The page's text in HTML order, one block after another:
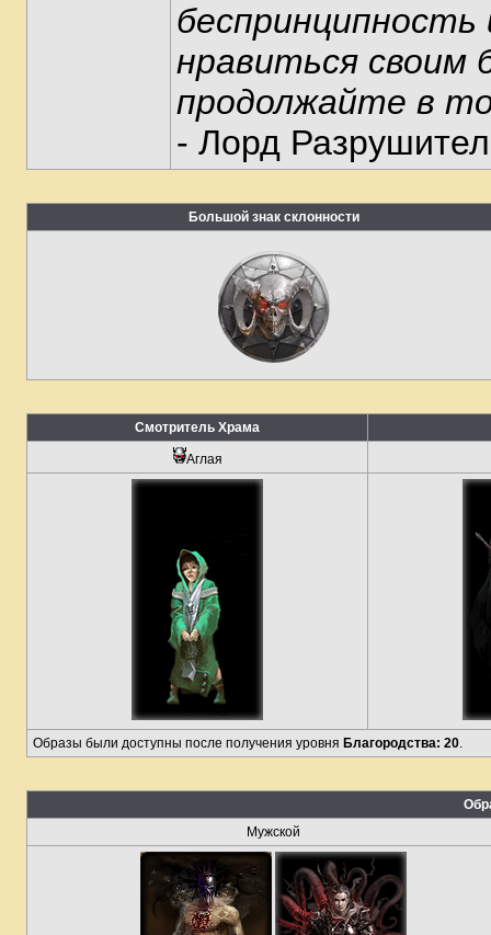
нравиться своим
продолжайте в
- Лорд
Большой знак склонности
Смотритель Храма
Аглая
Образы были доступны после получения уровня Благородства: 20
Мужской